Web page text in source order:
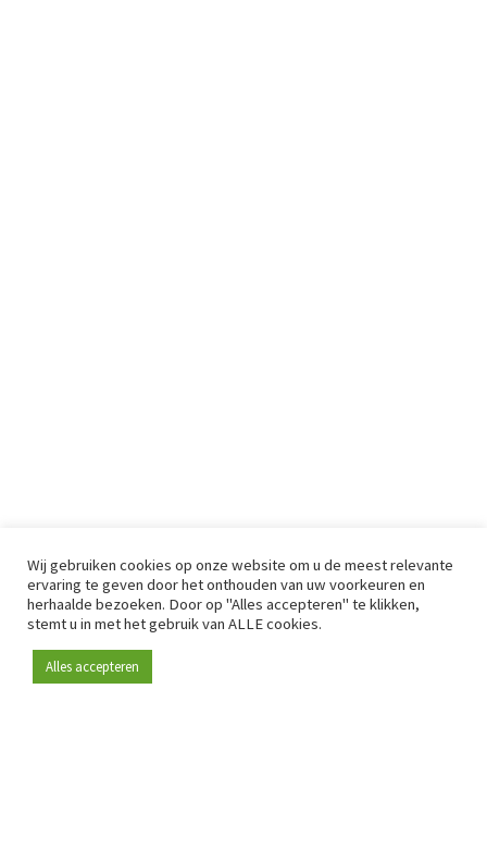
Wij gebruiken cookies op onze website om u de meest relevante
ervaring te geven door het onthouden van uw voorkeuren en
herhaalde bezoeken. Door op "Alles accepteren" te klikken,
stemt u in met het gebruik van ALLE cookies.
Alles accepteren